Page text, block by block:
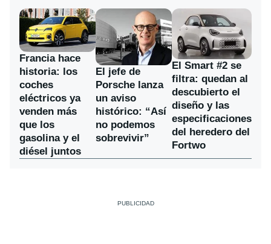
Francia hace
historia: los
coches
eléctricos ya
venden más
que los
gasolina y el
diésel juntos
El jefe de
Porsche lanza
un aviso
histórico: “Así
no podemos
sobrevivir”
El Smart #2 se
filtra: quedan al
descubierto el
diseño y las
especificaciones
del heredero del
Fortwo